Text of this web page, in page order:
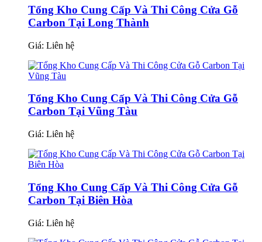
Tổng Kho Cung Cấp Và Thi Công Cửa Gỗ
Carbon Tại Long Thành
Giá: Liên hệ
Tổng Kho Cung Cấp Và Thi Công Cửa Gỗ
Carbon Tại Vũng Tàu
Giá: Liên hệ
Tổng Kho Cung Cấp Và Thi Công Cửa Gỗ
Carbon Tại Biên Hòa
Giá: Liên hệ